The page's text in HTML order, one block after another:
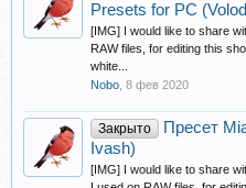
Presets for PC
[IMG] I would like to share
RAW files, for editing this
white...
Nobo 8 фев 2020
Закрыто
Пресет
Ivash)
[IMG] I would like to share